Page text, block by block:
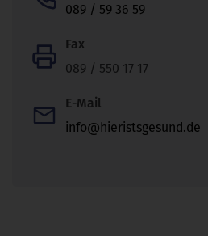
089 / 59 36 59
Fax
089 / 550 17 17
E-Mail
info@hieristsgesund.de